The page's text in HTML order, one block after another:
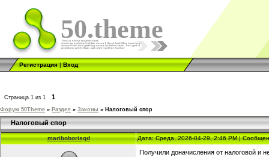
50.theme
Регистрация|Вход
Страница 1 из 1 1
Форум 50Theme » Раздел » Законы » Налоговый спор
Налоговый спор
mariboborisgd Дата: Среда, 2026-04-29, 2:46 PM |
Получили доначисления от налоговой и